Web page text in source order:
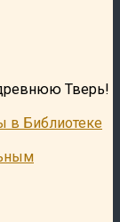
Тверь!
в Библиотеке